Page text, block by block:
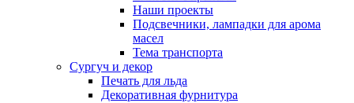
Наши проекты
Подсвечники, лампадки для арома
масел
Тема транспорта
Сургуч и декор
Печать для льда
Декоративная фурнитура